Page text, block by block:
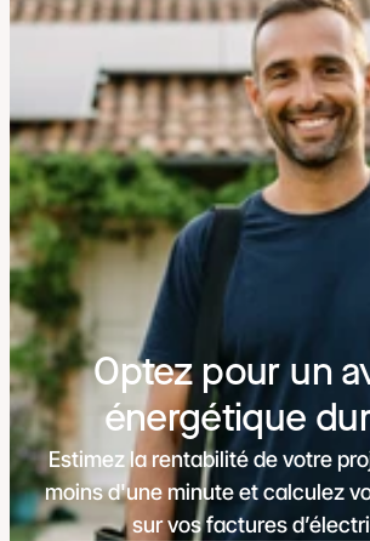
Optez pour un
énergétique
Estimez la rentabilité de votre
moins d'une minute et calculez
sur vos factures